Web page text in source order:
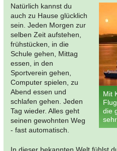
Mit
die
Natürlich kannst du
auch zu Hause glücklich
sein. Jeden Morgen zur
selben Zeit aufstehen,
frühstücken, in die
Schule gehen, Mittag
essen, in den
Sportverein gehen,
Computer spielen, zu
Abend essen und
schlafen gehen. Jeden
Tag wieder. Alles geht
seinen gewohnten Weg
- fast automatisch.